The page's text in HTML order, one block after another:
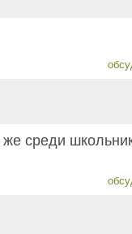
среди